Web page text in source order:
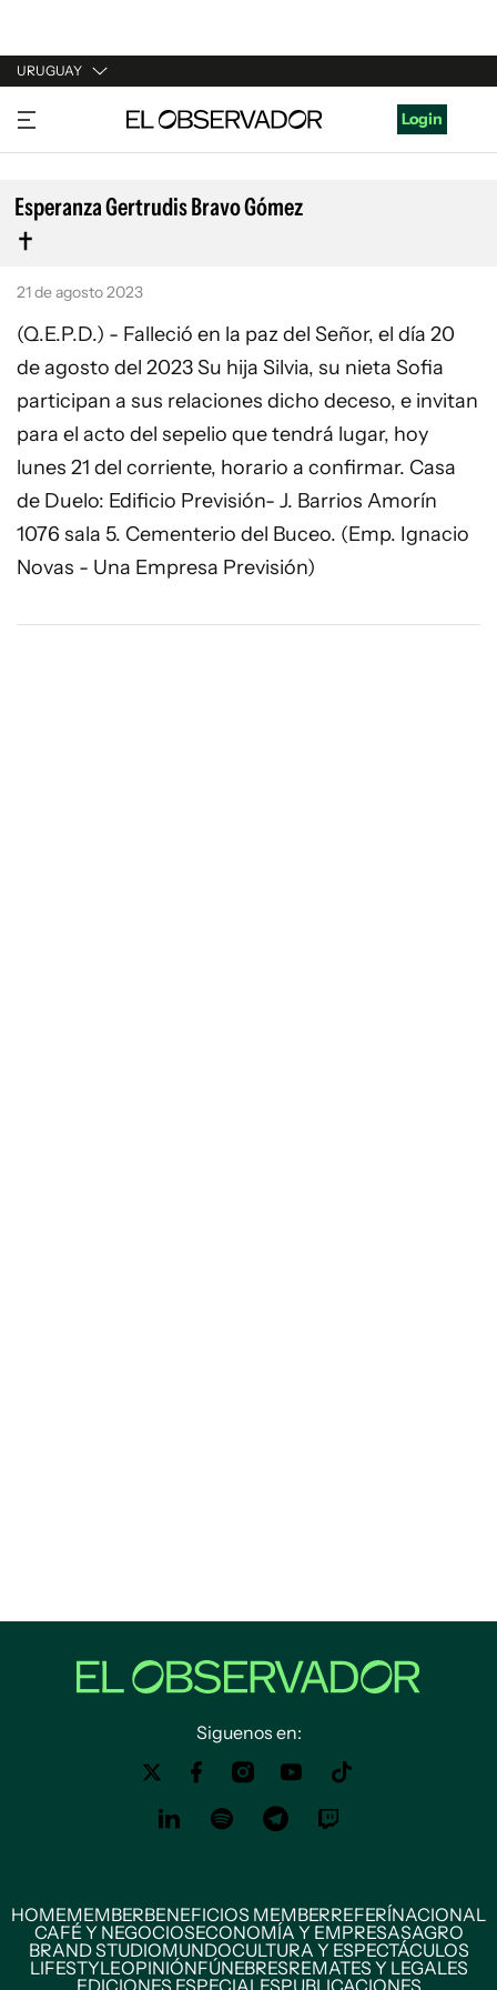
URUGUAY
URUGUAY
ARGENTINA
ESPAÑA
ESTADOS UNIDOS
Login
Esperanza Gertrudis Bravo Gómez
21 de agosto 2023
(Q.E.P.D.) - Falleció en la paz del Señor, el día 20
de agosto del 2023 Su hija Silvia, su nieta Sofia
participan a sus relaciones dicho deceso, e invitan
para el acto del sepelio que tendrá lugar, hoy
lunes 21 del corriente, horario a confirmar. Casa
de Duelo: Edificio Previsión- J. Barrios Amorín
1076 sala 5. Cementerio del Buceo. (Emp. Ignacio
Novas - Una Empresa Previsión)
Siguenos en:
HOMEMEMBERBENEFICIOS MEMBERREFERÍNACIONAL
CAFÉ Y NEGOCIOSECONOMÍA Y EMPRESASAGRO
BRAND STUDIOMUNDOCULTURA Y ESPECTÁCULOS
LIFESTYLEOPINIÓNFÚNEBRESREMATES Y LEGALES
EDICIONES ESPECIALESPUBLICACIONES